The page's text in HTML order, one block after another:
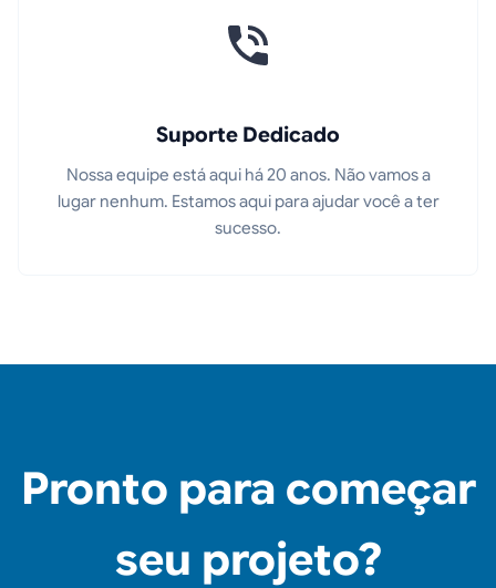
Suporte Dedicado
Nossa equipe está aqui há 20 anos. Não vamos a
lugar nenhum. Estamos aqui para ajudar você a ter
sucesso.
Pronto para começar
seu projeto?